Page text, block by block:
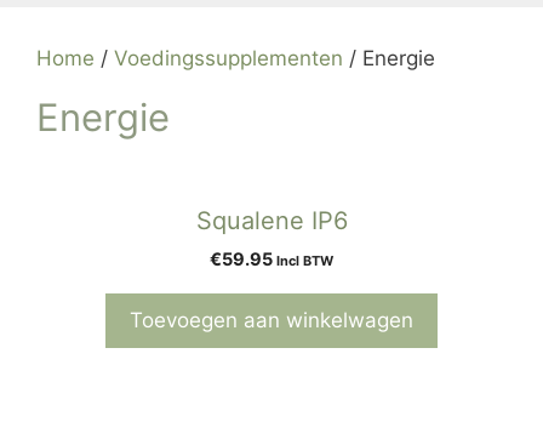
Home / Voedingssupplementen / Energie
Energie
Squalene IP6
€59.95 Incl BTW
Toevoegen aan winkelwagen